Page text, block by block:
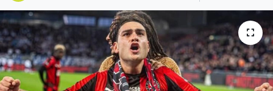
Dursunbey
Edremit
EĞİTİM